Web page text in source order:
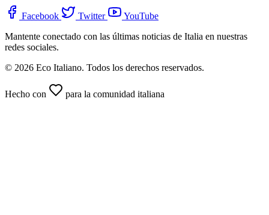
Facebook Twitter
YouTube
Mantente conectado con las últimas noticias de Italia en nuestras
redes sociales.
© 2026 Eco Italiano. Todos los derechos reservados.
Hecho con para la comunidad italiana